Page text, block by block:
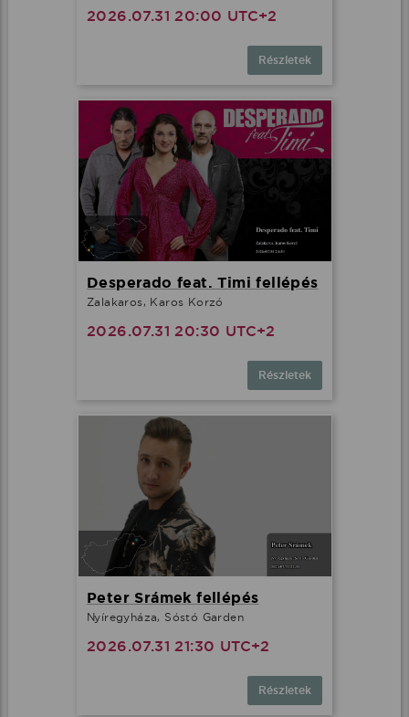
2026.07.31 20:00 UTC+2
Részletek
Desperado feat. Timi fellépés
Zalakaros, Karos Korzó
2026.07.31 20:30 UTC+2
Részletek
Peter Srámek fellépés
Nyíregyháza, Sóstó Garden
2026.07.31 21:30 UTC+2
Részletek